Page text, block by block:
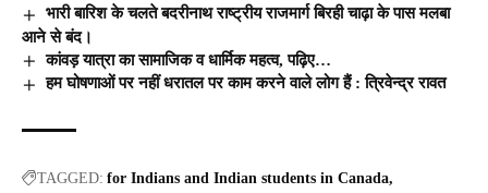
भारी बारिश के चलते बदरीनाथ राष्ट्रीय राजमार्ग बिरही चाढ़ा के पास मलबा
आने से बंद।
कांवड़ यात्रा का सामाजिक व धार्मिक महत्व, पढ़िए…
हम घोषणाओं पर नहीं धरातल पर काम करने वाले लोग हैं : त्रिवेन्द्र रावत
TAGGED: for Indians and Indian students in Canada